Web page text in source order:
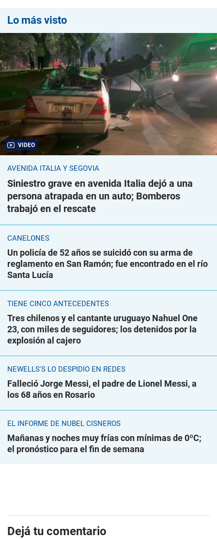
Lo más visto
VIDEO
AVENIDA ITALIA Y SEGOVIA
Siniestro grave en avenida Italia dejó a una
persona atrapada en un auto; Bomberos
trabajó en el rescate
CANELONES
Un policía de 52 años se suicidó con su arma de
reglamento en San Ramón; fue encontrado en el río
Santa Lucía
TIENE CINCO ANTECEDENTES
Tres chilenos y el cantante uruguayo Nahuel One
23, con miles de seguidores; los detenidos por la
explosión al cajero
NEWELLS'S LO DESPIDIÓ EN REDES
Falleció Jorge Messi, el padre de Lionel Messi, a
los 68 años en Rosario
EL INFORME DE NUBEL CISNEROS
Mañanas y noches muy frías con mínimas de 0ºC;
el pronóstico para el fin de semana
Dejá tu comentario